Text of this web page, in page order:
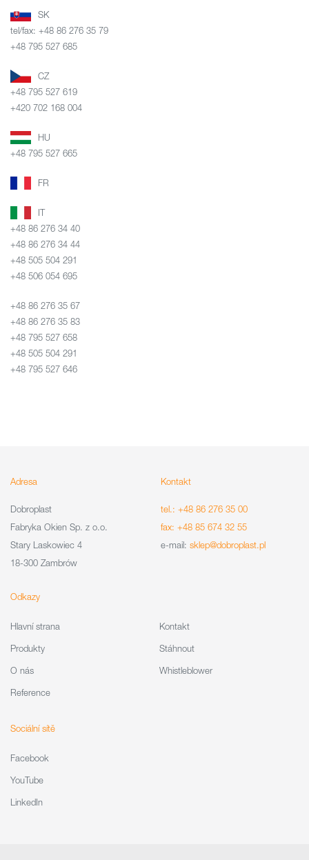
SK
tel/fax: +48 86 276 35 79
+48 795 527 685
CZ
+48 795 527 619
+420 702 168 004
HU
+48 795 527 665
FR
IT
+48 86 276 34 40
+48 86 276 34 44
+48 505 504 291
+48 506 054 695
+48 86 276 35 67
+48 86 276 35 83
+48 795 527 658
+48 505 504 291
+48 795 527 646
Adresa
Dobroplast
Fabryka Okien Sp. z o.o.
Stary Laskowiec 4
18-300 Zambrów
Kontakt
tel.: +48 86 276 35 00
fax: +48 85 674 32 55
e-mail: sklep@dobroplast.pl
Odkazy
Hlavní strana
Produkty
O nás
Reference
Kontakt
Stáhnout
Whistleblower
Sociální sítě
Facebook
YouTube
LinkedIn